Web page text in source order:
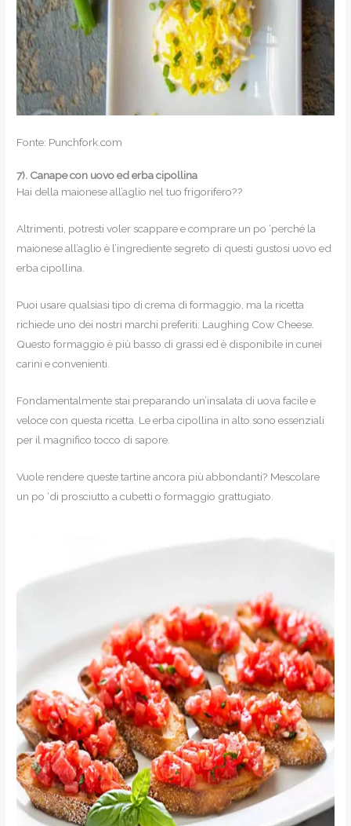
Fonte: Punchfork.com
7). Canape con uovo ed erba cipollina
Hai della maionese all’aglio nel tuo frigorifero??
Altrimenti, potresti voler scappare e comprare un po ‘perché la
maionese all’aglio è l’ingrediente segreto di questi gustosi uovo ed
erba cipollina.
Puoi usare qualsiasi tipo di crema di formaggio, ma la ricetta
richiede uno dei nostri marchi preferiti: Laughing Cow Cheese.
Questo formaggio è più basso di grassi ed è disponibile in cunei
carini e convenienti.
Fondamentalmente stai preparando un’insalata di uova facile e
veloce con questa ricetta. Le erba cipollina in alto sono essenziali
per il magnifico tocco di sapore.
Vuole rendere queste tartine ancora più abbondanti? Mescolare
un po ‘di prosciutto a cubetti o formaggio grattugiato.